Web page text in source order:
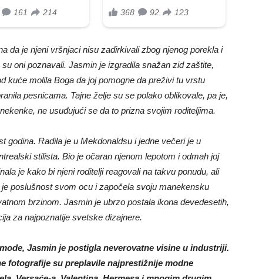
da je njeni vršnjaci nisu zadirkivali zbog njenog porekla i
oni poznavali. Jasmin je izgradila snažan zid zaštite,
kuće molila Boga da joj pomogne da preživi tu vrstu
pesnicama. Tajne želje su se polako oblikovale, pa je,
ne usuđujući se da to prizna svojim roditeljima.
godina. Radila je u Mekdonaldsu i jedne večeri je u
stilista. Bio je očaran njenom lepotom i odmah joj
je kako bi njeni roditelji reagovali na takvu ponudu, ali
poslušnost svom ocu i započela svoju manekensku
brzinom. Jasmin je ubrzo postala ikona devedesetih,
za najpoznatije svetske dizajnere.
Jasmin je postigla neverovatne visine u industriji.
fotografije su preplavile najprestižnije modne